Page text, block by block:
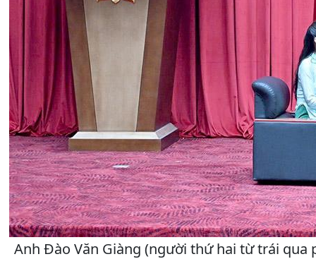
Anh Đào Văn Giàng (người thứ hai từ trái qua